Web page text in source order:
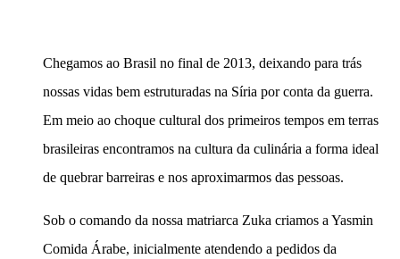
Chegamos ao Brasil no final de 2013, deixando para trás
nossas vidas bem estruturadas na Síria por conta da guerra.
Em meio ao choque cultural dos primeiros tempos em terras
brasileiras encontramos na cultura da culinária a forma ideal
de quebrar barreiras e nos aproximarmos das pessoas.
Sob o comando da nossa matriarca Zuka criamos a Yasmin
Comida Árabe, inicialmente atendendo a pedidos da